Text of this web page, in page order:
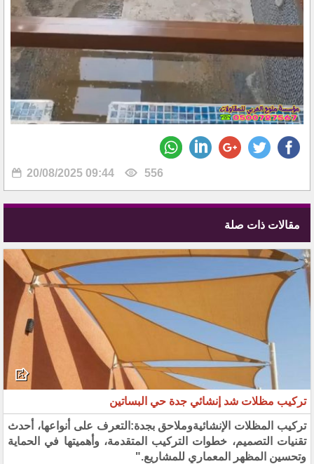
20/08/2025 09:44 556
مقالات ذات صلة
تركيب مظلات شد إنشائي جدة حي البساتين
تركيب المظلات الإنشائيةوملاحق بجدة:التعرف على أنواعها، أحدث
تقنيات التصميم، خطوات التركيب المتقدمة، وأهميتها في الحماية
وتحسين المظهر المعماري للمشاريع."